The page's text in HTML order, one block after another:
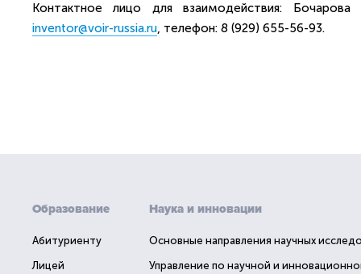
Контактное лицо для взаимодействия:
inventor@voir-russia.ru, телефон: 8 (929) 655-56-93.
Образование
Абитуриенту
Лицей
Наука и инновации
Основные направления научных
Управление по научной и